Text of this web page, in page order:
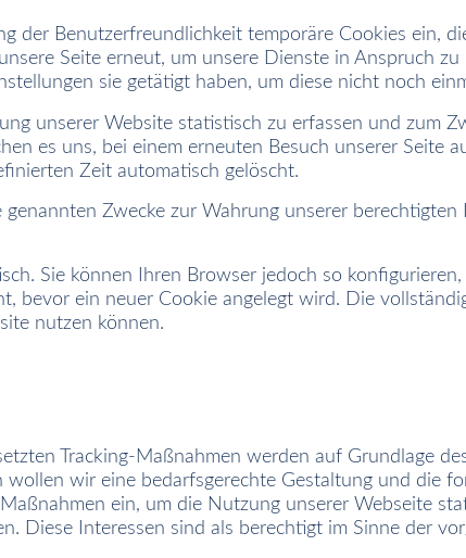
der Benutzerfreundlichkeit temporäre Cookies ein,
Seite erneut, um unsere Dienste in Anspruch
sie getätigt haben, um diese nicht noch
unserer Website statistisch zu erfassen und zum
es uns, bei einem erneuten Besuch unserer Seite
Zeit automatisch gelöscht.
Zwecke zur Wahrung unserer
Sie können Ihren Browser jedoch so
bevor ein neuer Cookie angelegt wird. Die
nutzen können.
Tracking-Maßnahmen werden auf Grundlage
wollen wir eine bedarfsgerechte Gestaltung und die
ein, um die Nutzung unserer Webseite
Diese Interessen sind als berechtigt im Sinne der